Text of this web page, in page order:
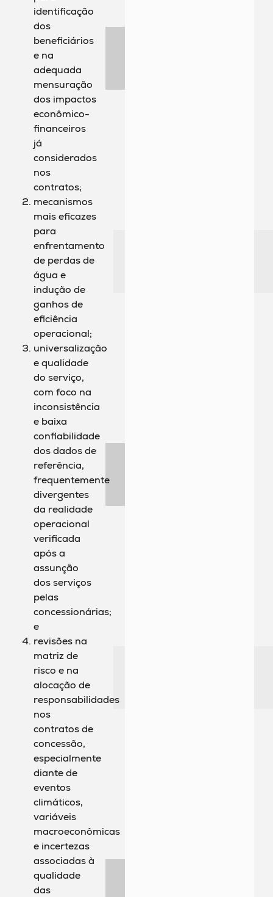
identificação
dos
beneficiários
e na
adequada
mensuração
dos impactos
econômico-
financeiros
já
considerados
nos
contratos;
mecanismos
mais eficazes
para
enfrentamento
de perdas de
água e
indução de
ganhos de
eficiência
operacional;
universalização
e qualidade
do serviço,
com foco na
inconsistência
e baixa
confiabilidade
dos dados de
referência,
frequentemente
divergentes
da realidade
operacional
verificada
após a
assunção
dos serviços
pelas
concessionárias;
e
revisões na
matriz de
risco e na
alocação de
responsabilidades
nos
contratos de
concessão,
especialmente
diante de
eventos
climáticos,
variáveis
macroeconômicas
e incertezas
associadas à
qualidade
das